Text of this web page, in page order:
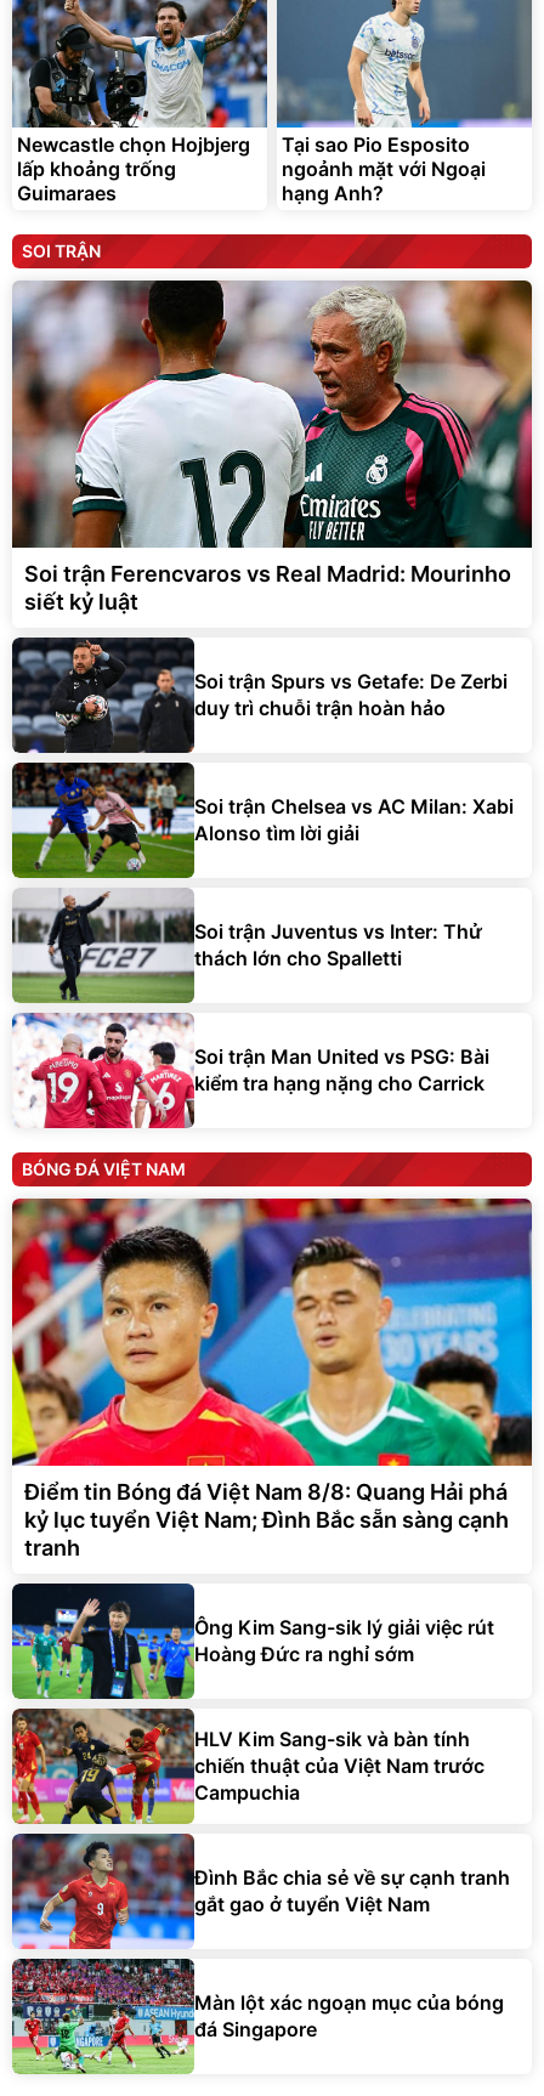
Newcastle chọn Hojbjerg
lấp khoảng trống
Guimaraes
Tại sao Pio Esposito
ngoảnh mặt với Ngoại
hạng Anh?
SOI TRẬN
Soi trận Ferencvaros vs Real Madrid: Mourinho
siết kỷ luật
Soi trận Spurs vs Getafe: De Zerbi
duy trì chuỗi trận hoàn hảo
Soi trận Chelsea vs AC Milan: Xabi
Alonso tìm lời giải
Soi trận Juventus vs Inter: Thử
thách lớn cho Spalletti
Soi trận Man United vs PSG: Bài
kiểm tra hạng nặng cho Carrick
BÓNG ĐÁ VIỆT NAM
Điểm tin Bóng đá Việt Nam 8/8: Quang Hải phá
kỷ lục tuyển Việt Nam; Đình Bắc sẵn sàng cạnh
tranh
Ông Kim Sang-sik lý giải việc rút
Hoàng Đức ra nghỉ sớm
HLV Kim Sang-sik và bàn tính
chiến thuật của Việt Nam trước
Campuchia
Đình Bắc chia sẻ về sự cạnh tranh
gắt gao ở tuyển Việt Nam
Màn lột xác ngoạn mục của bóng
đá Singapore